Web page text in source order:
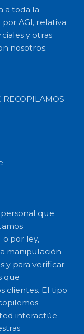
a toda la
AGI, relativa
y otras
nosotros.
que
por ley,
manipulación
y para verificar
que
clientes. El tipo
interactúe